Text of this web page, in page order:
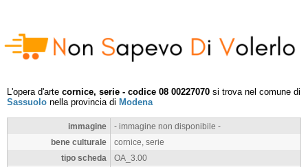
L'opera d'arte cornice, serie - codice 08 00227070 si trova nel comune di
Sassuolo nella provincia di Modena
immagine
- immagine non disponibile -
bene culturale
cornice, serie
tipo scheda
OA_3.00